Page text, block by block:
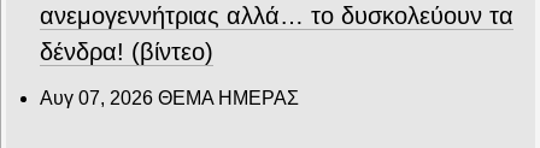
ανεμογεννήτριας αλλά… το δυσκολεύουν τα
δένδρα! (βίντεο)
Αυγ 07, 2026 ΘΕΜΑ ΗΜΕΡΑΣ